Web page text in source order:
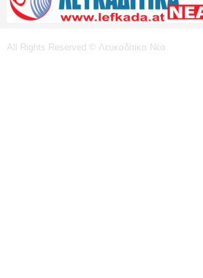
All Rights Reserved © Λευκαδίτικα Νέα